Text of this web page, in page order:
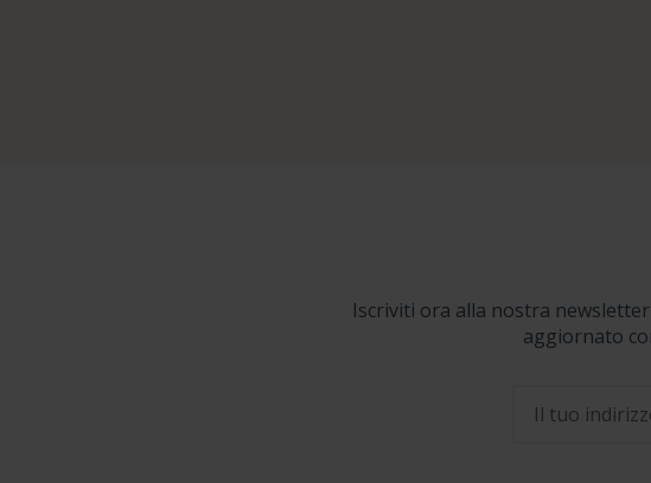
Iscriviti ora alla nostra
aggiornato